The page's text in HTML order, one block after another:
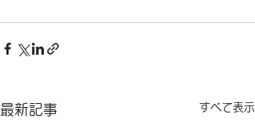
最新記事 すべて表示